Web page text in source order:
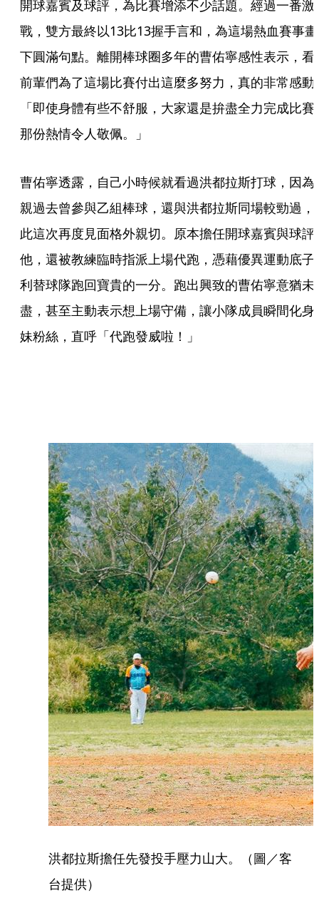
開球嘉賓及球評，為比賽增添不少話題。經過一番激
戰，雙方最終以13比13握手言和，為這場熱血賽事畫
下圓滿句點。離開棒球圈多年的曹佑寧感性表示，看
前輩們為了這場比賽付出這麼多努力，真的非常感動
「即使身體有些不舒服，大家還是拚盡全力完成比賽
那份熱情令人敬佩。」
曹佑寧透露，自己小時候就看過洪都拉斯打球，因為
親過去曾參與乙組棒球，還與洪都拉斯同場較勁過，
此這次再度見面格外親切。原本擔任開球嘉賓與球評
他，還被教練臨時指派上場代跑，憑藉優異運動底子
利替球隊跑回寶貴的一分。跑出興致的曹佑寧意猶未
盡，甚至主動表示想上場守備，讓小隊成員瞬間化身
妹粉絲，直呼「代跑發威啦！」
洪都拉斯擔任先發投手壓力山大。（圖／客
台提供）